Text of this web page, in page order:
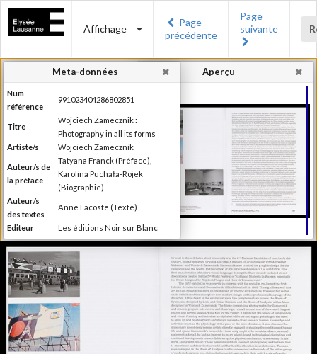
Affichage
Page
précédente
Page
suivante
Aperçu
Meta-données
Num
référence
991023404286802851
Titre
Wojciech Zamecznik :
Photography in all its forms
Artiste/s
Wojciech Zamecznik
Auteur/s de
la préface
Tatyana Franck (Préface),
Karolina Puchała-Rojek
(Biographie)
Auteur/s
des textes
Anne Lacoste (Texte)
Editeur
Les éditions Noir sur Blanc
Lieu
d'édition
Lausanne
Date
d'édition
2016
Information
édition
Publié à l'occasion de
l'exposition : "Wojciech
Zamecznik, la photographie sous
toutes ses formes", Musée de
l'Elysée, Lausanne, 21